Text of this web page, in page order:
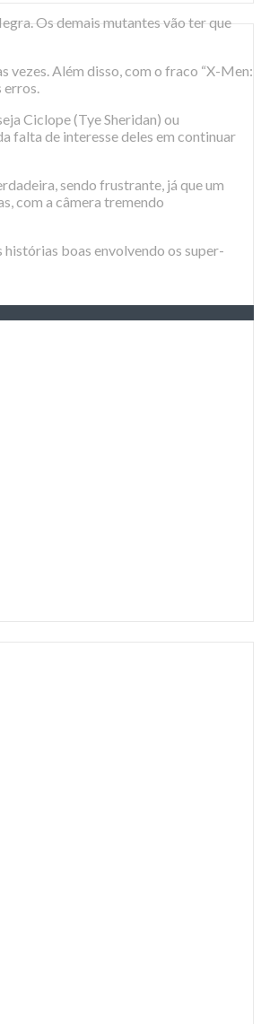
Os demais mutantes vão ter que
vezes. Além disso, com o fraco “X-Men:
Ciclope (Tye Sheridan) ou
falta de interesse deles em continuar
sendo frustrante, já que um
com a câmera tremendo
histórias boas envolvendo os super-